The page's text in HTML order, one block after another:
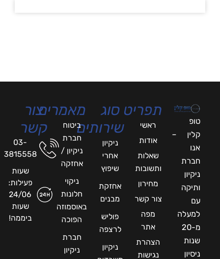
טופ
קלין –
אנו
חברת
ניקיון
ותיקה
עם
למעלה
מ-20
שנות
ניסיון
תפריט
ראשי
אודות
שאלות
ותשובות
מחירון
צור קשר
מפה
אתר
הצהרת
נגישות
סוג
שירותים
ניקיון
אחרי
שיפוץ
אחזקת
מבנים
פוליש
לרצפה
ניקיון
מאמרים
ביטוח
חברת
ניקיון /
אחזקה
ניקוי
חלונות
באוסמוזה
הפוכה
חברת
ניקיון
צור
קשר
03-
3815558
שעות
פעילות:
24/06
שעות
ביממה!